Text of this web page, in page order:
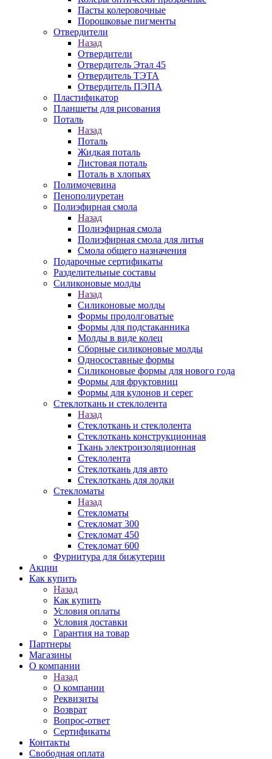
Пасты колеровочные
Порошковые пигменты
Отвердители
Назад
Отвердители
Отвердитель Этал 45
Отвердитель ТЭТА
Отвердитель ПЭПА
Пластификатор
Планшеты для рисования
Поталь
Назад
Поталь
Жидкая поталь
Листовая поталь
Поталь в хлопьях
Полимочевина
Пенополиуретан
Полиэфирная смола
Назад
Полиэфирная смола
Полиэфирная смола для литья
Смола общего назначения
Подарочные сертификаты
Разделительные составы
Силиконовые молды
Назад
Силиконовые молды
Формы продолговатые
Формы для подстаканника
Молды в виде колец
Сборные силиконовые молды
Односоставные формы
Силиконовые формы для нового года
Формы для фруктовниц
Формы для кулонов и серег
Стеклоткань и стеклолента
Назад
Стеклоткань и стеклолента
Стеклоткань конструкционная
Ткань электроизоляционная
Стеклолента
Стеклоткань для авто
Стеклоткань для лодки
Стекломаты
Назад
Стекломаты
Стекломат 300
Стекломат 450
Стекломат 600
Фурнитура для бижутерии
Акции
Как купить
Назад
Как купить
Условия оплаты
Условия доставки
Гарантия на товар
Партнеры
Магазины
О компании
Назад
О компании
Реквизиты
Возврат
Вопрос-ответ
Сертификаты
Контакты
Свободная оплата